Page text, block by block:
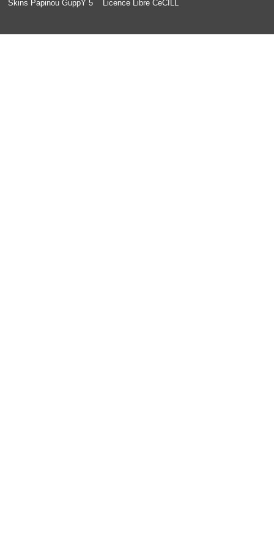
Skins Papinou GuppY 5
Licence Libre CeCILL